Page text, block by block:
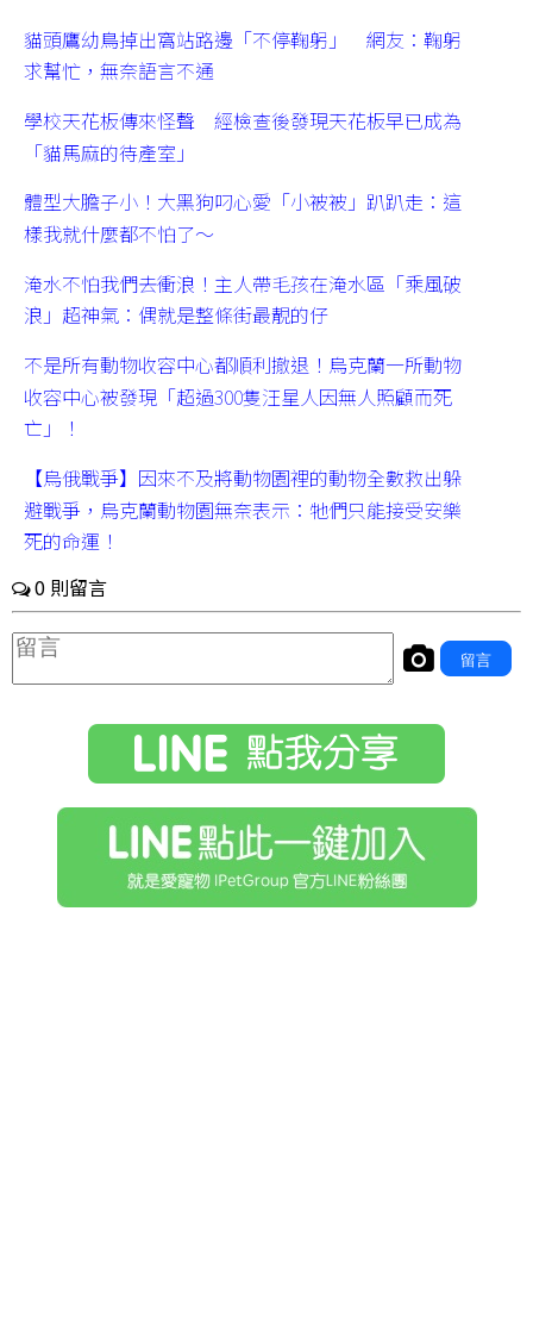
貓頭鷹幼鳥掉出窩站路邊「不停鞠躬」 網友：鞠躬
求幫忙，無奈語言不通
學校天花板傳來怪聲 經檢查後發現天花板早已成為
「貓馬麻的待產室」
體型大膽子小！大黑狗叼心愛「小被被」趴趴走：這
樣我就什麼都不怕了～
淹水不怕我們去衝浪！主人帶毛孩在淹水區「乘風破
浪」超神氣：偶就是整條街最靚的仔
不是所有動物收容中心都順利撤退！烏克蘭一所動物
收容中心被發現「超過300隻汪星人因無人照顧而死
亡」！
【烏俄戰爭】因來不及將動物園裡的動物全數救出躲
避戰爭，烏克蘭動物園無奈表示：牠們只能接受安樂
死的命運！